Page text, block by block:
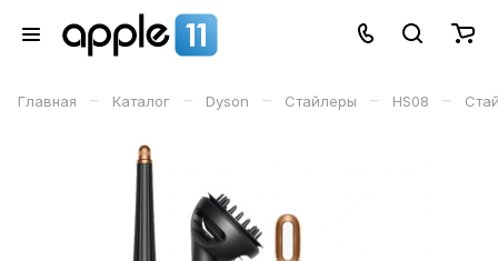
Главная – Каталог – Dyson – Стайлеры – HS08 –